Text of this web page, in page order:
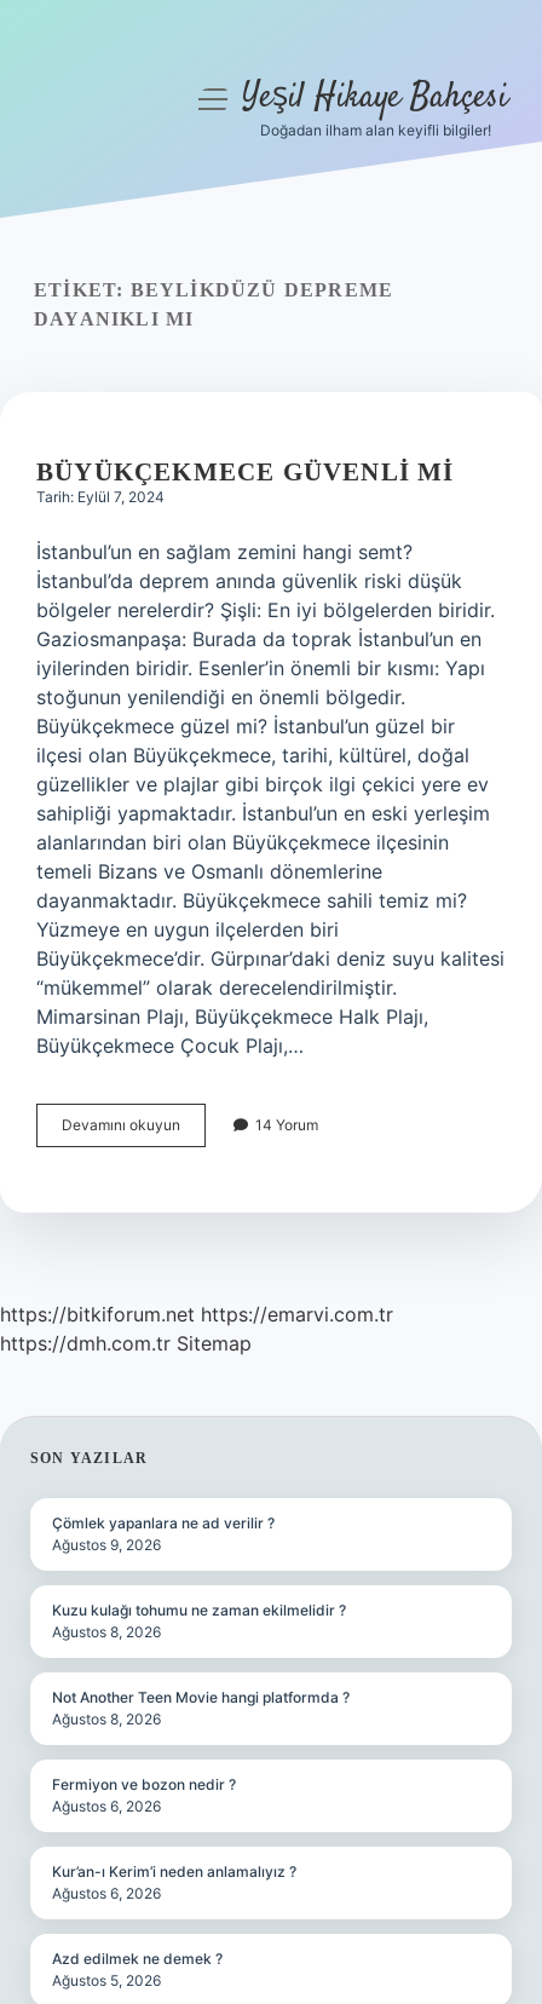
Yasal Uyarı
menüyüYeşil Hikaye Bahçesi
Doğadan ilham alan keyifli bilgiler!
ETIKET: BEYLIKDÜZÜ DEPREME
DAYANIKLI MI
BÜYÜKÇEKMECE GÜVENLI MI
Tarih: Eylül 7, 2024
İstanbul’un en sağlam zemini hangi semt?
İstanbul’da deprem anında güvenlik riski düşük
bölgeler nerelerdir? Şişli: En iyi bölgelerden biridir.
Gaziosmanpaşa: Burada da toprak İstanbul’un en
iyilerinden biridir. Esenler’in önemli bir kısmı: Yapı
stoğunun yenilendiği en önemli bölgedir.
Büyükçekmece güzel mi? İstanbul’un güzel bir
ilçesi olan Büyükçekmece, tarihi, kültürel, doğal
güzellikler ve plajlar gibi birçok ilgi çekici yere ev
sahipliği yapmaktadır. İstanbul’un en eski yerleşim
alanlarından biri olan Büyükçekmece ilçesinin
temeli Bizans ve Osmanlı dönemlerine
dayanmaktadır. Büyükçekmece sahili temiz mi?
Yüzmeye en uygun ilçelerden biri
Büyükçekmece’dir. Gürpınar’daki deniz suyu kalitesi
“mükemmel” olarak derecelendirilmiştir.
Mimarsinan Plajı, Büyükçekmece Halk Plajı,
Büyükçekmece Çocuk Plajı,…
Devamını okuyun Büyükçekmece
Güvenli
14 Yorum
https://bitkiforum.net https://emarvi.com.tr
https://dmh.com.tr Sitemap
SIDEBAR
SON YAZILAR
Çömlek yapanlara ne ad verilir ?
Ağustos 9, 2026
Kuzu kulağı tohumu ne zaman ekilmelidir ?
Ağustos 8, 2026
Not Another Teen Movie hangi platformda ?
Ağustos 8, 2026
Fermiyon ve bozon nedir ?
Ağustos 6, 2026
Kur’an-ı Kerim’i neden anlamalıyız ?
Ağustos 6, 2026
Azd edilmek ne demek ?
Ağustos 5, 2026